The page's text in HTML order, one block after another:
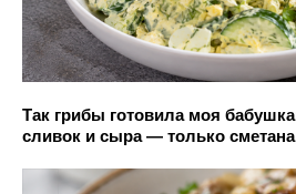
Так грибы готовила моя
сливок и сыра — только